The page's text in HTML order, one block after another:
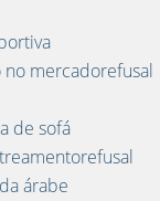
no mercadorefusal
de sofá
árabe